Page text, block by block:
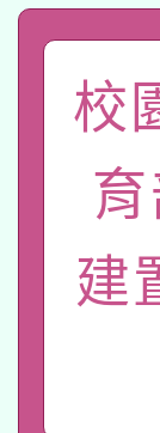
礎
A3
「
薪
轉
業
校
建